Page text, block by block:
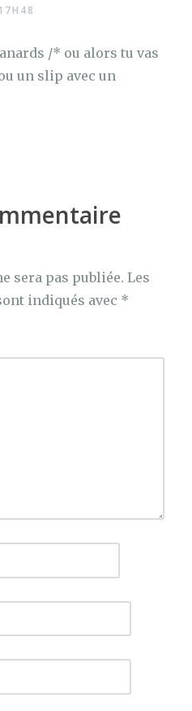
/* ou alors tu vas
un slip avec un
sera pas publiée. Les
indiqués avec *